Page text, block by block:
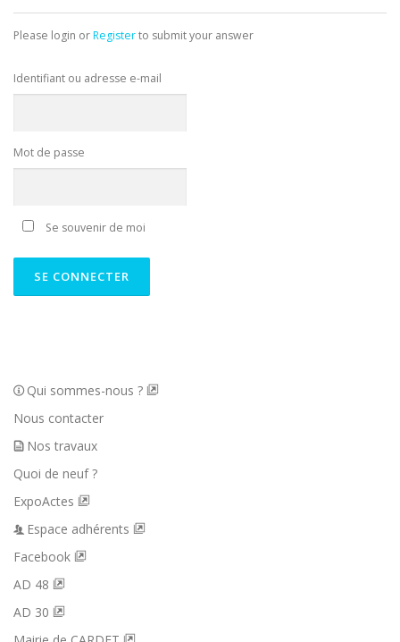
Please login orRegisterto submit your answer
Identifiant ou adresse e-mail
Mot de passe
Se souvenir de moi
Qui sommes-nous ?
Nous contacter
Nos travaux
Quoi de neuf ?
ExpoActes
Espace adhérents
Facebook
AD 48
AD 30